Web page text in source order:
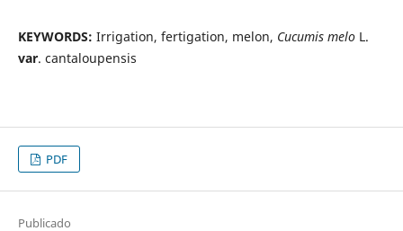
KEYWORDS: Irrigation, fertigation, melon, Cucumis meloL.
var. cantaloupensis
PDF
Publicado